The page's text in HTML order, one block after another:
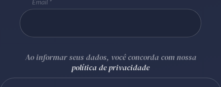
Email
Ao informar seus dados, você concorda com nossa
política de privacidade